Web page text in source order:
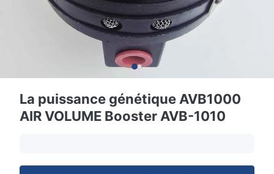
La puissance génétique AVB1000
AIR VOLUME Booster AVB-1010